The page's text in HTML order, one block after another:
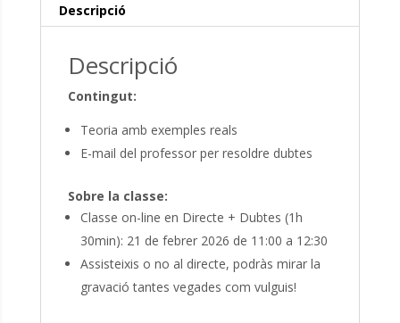
Descripció
Descripció
Contingut:
Teoria amb exemples reals
E-mail del professor per resoldre dubtes
Sobre la classe:
Classe on-line en Directe + Dubtes (1h
30min): 21 de febrer 2026 de 11:00 a 12:30
Assisteixis o no al directe, podràs mirar la
gravació tantes vegades com vulguis!